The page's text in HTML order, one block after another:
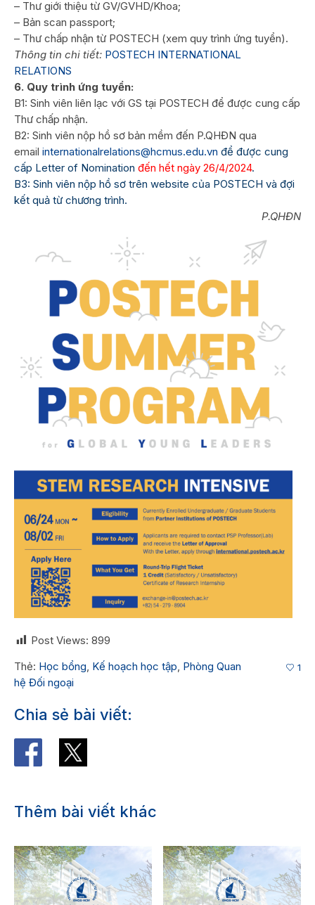
– Thư giới thiệu từ GV/GVHD/Khoa;
– Bản scan passport;
– Thư chấp nhận từ POSTECH (xem quy trình ứng tuyển).
Thông tin chi tiết: POSTECH INTERNATIONAL
RELATIONS
6. Quy trình ứng tuyển:
B1: Sinh viên liên lạc với GS tại POSTECH để được cung cấp
Thư chấp nhận.
B2: Sinh viên nộp hồ sơ bản mềm đến P.QHĐN qua
email internationalrelations@hcmus.edu.vn để được cung
cấp Letter of Nomination đến hết ngày 26/4/2024.
B3: Sinh viên nộp hồ sơ trên website của POSTECH và đợi
kết quả từ chương trình.
P.QHĐN
Post Views: 899
Thẻ: Học bổng, Kế hoạch học tập, Phòng Quan
hệ Đối ngoại
1
Chia sẻ bài viết:
Thêm bài viết khác